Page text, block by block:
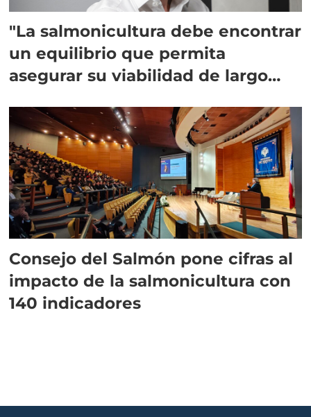
"La salmonicultura debe encontrar
un equilibrio que permita
asegurar su viabilidad de largo
Consejo del Salmón pone cifras al
impacto de la salmonicultura con
140 indicadores